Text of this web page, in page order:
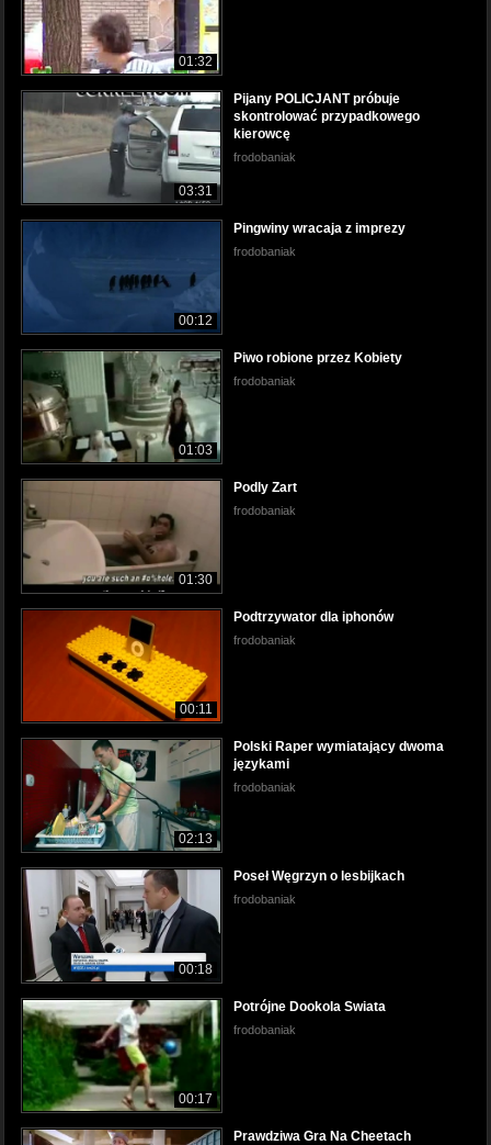
01:32
03:31
Pijany POLICJANT próbuje
skontrolować przypadkowego
kierowcę
frodobaniak
00:12
Pingwiny wracaja z imprezy
frodobaniak
01:03
Piwo robione przez Kobiety
frodobaniak
01:30
Podly Zart
frodobaniak
00:11
Podtrzywator dla iphonów
frodobaniak
02:13
Polski Raper wymiatający dwoma
językami
frodobaniak
00:18
Poseł Węgrzyn o lesbijkach
frodobaniak
00:17
Potrójne Dookola Swiata
frodobaniak
Prawdziwa Gra Na Cheetach